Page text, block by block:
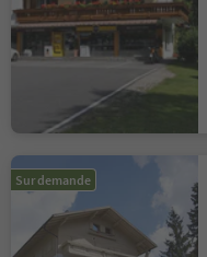
Sur demande